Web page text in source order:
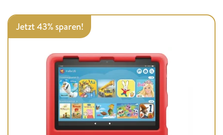
Jetzt 43% sparen!